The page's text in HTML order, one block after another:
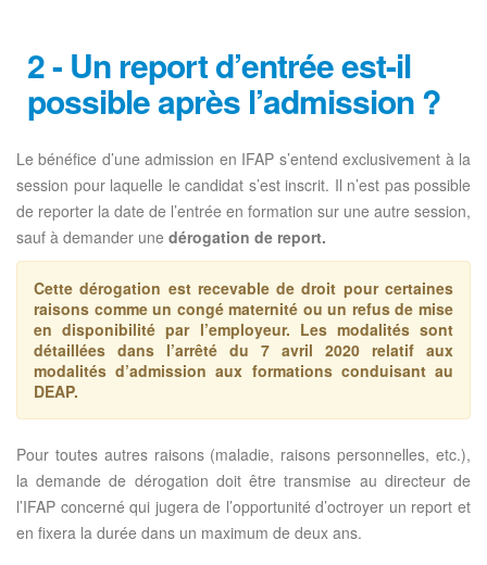
2 - Un report d’entrée est-il
possible après l’admission ?
Le bénéfice d’une admission en IFAP s’entend exclusivement à la
session pour laquelle le candidat s’est inscrit. Il n’est pas possible
de reporter la date de l’entrée en formation sur une autre session,
sauf à demander une dérogation de report.
Cette dérogation est recevable de droit pour certaines
raisons comme un congé maternité ou un refus de mise
en disponibilité par l’employeur. Les modalités sont
détaillées dans l’arrêté du 7 avril 2020 relatif aux
modalités d’admission aux formations conduisant au
DEAP.
Pour toutes autres raisons (maladie, raisons personnelles, etc.),
la demande de dérogation doit être transmise au directeur de
l’IFAP concerné qui jugera de l’opportunité d’octroyer un report et
en fixera la durée dans un maximum de deux ans.